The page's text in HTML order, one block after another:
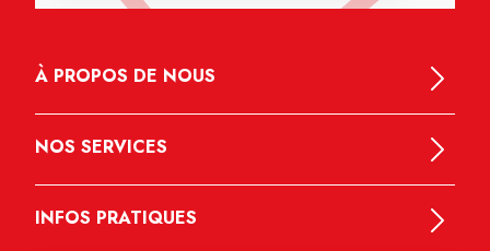
À PROPOS DE NOUS
NOS SERVICES
INFOS PRATIQUES